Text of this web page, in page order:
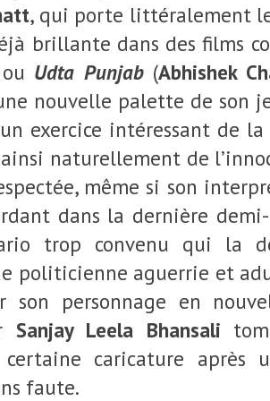
, qui porte littéralement
brillante dans des films
Udta Punjab (Abhishek
nouvelle palette de son
exercice intéressant de
naturellement de
même si son
dans la dernière
trop convenu qui la
politicienne aguerrie et
son personnage en
Sanjay Leela Bhansali
caricature après
faute.